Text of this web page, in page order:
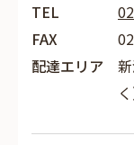
TEL
FAX
配達エリア